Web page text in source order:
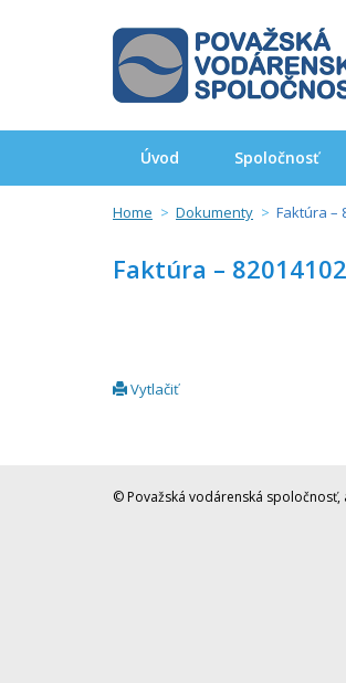
Úvod Spoločnosť
Home Dokumenty Faktúra –
Faktúra –
Vytlačiť
© Považská vodárenská spoločnosť,